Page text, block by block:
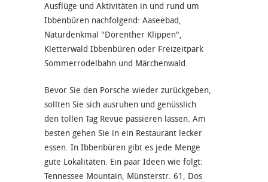
Ausflüge und Aktivitäten in und rund um
Ibbenbüren nachfolgend: Aaseebad,
Naturdenkmal "Dörenther Klippen",
Kletterwald Ibbenbüren oder Freizeitpark
Sommerrodelbahn und Märchenwald.
Bevor Sie den Porsche wieder zurückgeben,
sollten Sie sich ausruhen und genüsslich
den tollen Tag Revue passieren lassen. Am
besten gehen Sie in ein Restaurant lecker
essen. In Ibbenbüren gibt es jede Menge
gute Lokalitäten. Ein paar Ideen wie folgt:
Tennessee Mountain, Münsterstr. 61, Dos